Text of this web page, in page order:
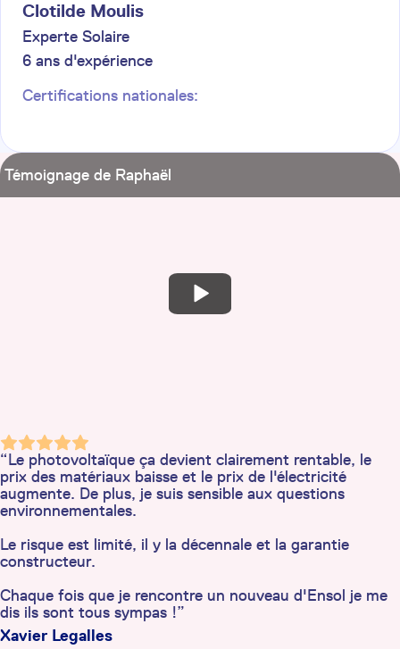
Clotilde Moulis
Experte Solaire
6 ans d'expérience
Certifications nationales:
Témoignage de Raphaël
“Le photovoltaïque ça devient clairement rentable, le
prix des matériaux baisse et le prix de l'électricité
augmente. De plus, je suis sensible aux questions
environnementales.
Le risque est limité, il y la décennale et la garantie
constructeur.
Chaque fois que je rencontre un nouveau d'Ensol je me
dis ils sont tous sympas !”
Xavier Legalles